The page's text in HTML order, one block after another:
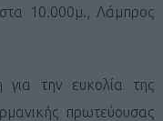
10.000μ., Λάμπρος
για την ευκολία της
πρωτεύουσας